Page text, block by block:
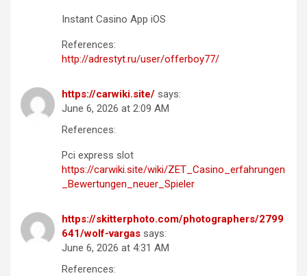
Instant Casino App iOS
References:
http://adrestyt.ru/user/offerboy77/
https://carwiki.site/ says:
June 6, 2026 at 2:09 AM
References:
Pci express slot
https://carwiki.site/wiki/ZET_Casino_erfahrungen
_Bewertungen_neuer_Spieler
https://skitterphoto.com/photographers/2799
641/wolf-vargas says:
June 6, 2026 at 4:31 AM
References: